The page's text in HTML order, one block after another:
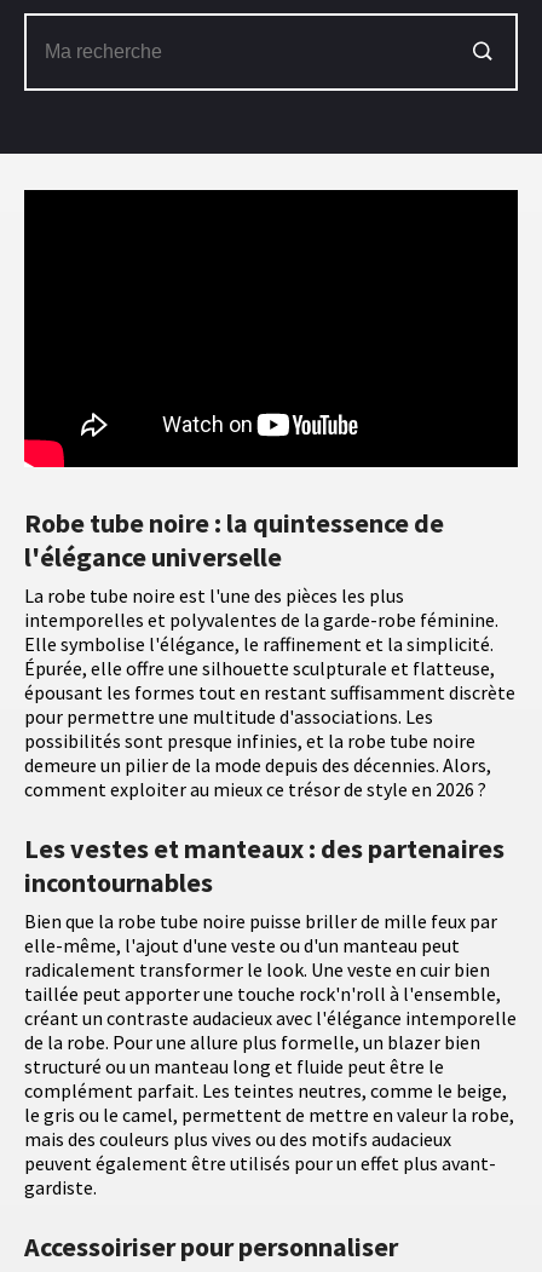
Robe tube noire : la quintessence de
l'élégance universelle
La robe tube noire est l'une des pièces les plus
intemporelles et polyvalentes de la garde-robe féminine.
Elle symbolise l'élégance, le raffinement et la simplicité.
Épurée, elle offre une silhouette sculpturale et flatteuse,
épousant les formes tout en restant suffisamment discrète
pour permettre une multitude d'associations. Les
possibilités sont presque infinies, et la robe tube noire
demeure un pilier de la mode depuis des décennies. Alors,
comment exploiter au mieux ce trésor de style en 2026 ?
Les vestes et manteaux : des partenaires
incontournables
Bien que la robe tube noire puisse briller de mille feux par
elle-même, l'ajout d'une veste ou d'un manteau peut
radicalement transformer le look. Une veste en cuir bien
taillée peut apporter une touche rock'n'roll à l'ensemble,
créant un contraste audacieux avec l'élégance intemporelle
de la robe. Pour une allure plus formelle, un blazer bien
structuré ou un manteau long et fluide peut être le
complément parfait. Les teintes neutres, comme le beige,
le gris ou le camel, permettent de mettre en valeur la robe,
mais des couleurs plus vives ou des motifs audacieux
peuvent également être utilisés pour un effet plus avant-
gardiste.
Accessoiriser pour personnaliser